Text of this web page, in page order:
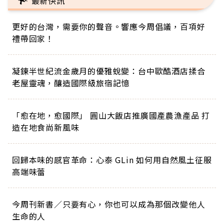
更好的台灣，需要你的聲音。響應今周倡議，百項好
禮帶回家！
凝鍊半世紀流金歲月的優雅蛻變：台中歐酷酒店揉合
老屋靈魂，釀造國際級旅宿記憶
「愈在地，愈國際」 圓山大飯店推廣國產農漁產品 打
造在地食尚新風味
回歸本味的感官革命：心泰 GLin 如何用自然風土征服
高端味蕾
今周刊新書／只要有心，你也可以成為那個改變他人
生命的人